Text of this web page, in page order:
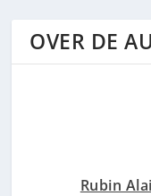
OVER DE
Rubin